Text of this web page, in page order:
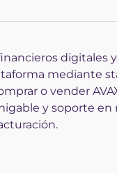
digitales
mediante
o vender
y soporte en